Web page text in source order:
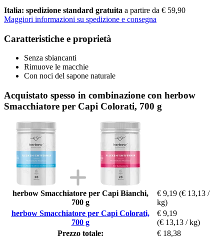
Italia: spedizione standard gratuita a partire da € 59,90
Maggiori informazioni su spedizione e consegna
Caratteristiche e proprietà
Senza sbiancanti
Rimuove le macchie
Con noci del sapone naturale
Acquistato spesso in combinazione con herbow
Smacchiatore per Capi Colorati, 700 g
herbow Smacchiatore per Capi Bianchi,
700 g
€ 9,19 (€ 13,13 /
kg)
herbow Smacchiatore per Capi Colorati,
700 g
€ 9,19
(€ 13,13 / kg)
Prezzo totale:
€ 18,38